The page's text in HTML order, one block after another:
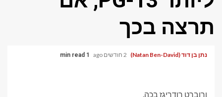
1 min read